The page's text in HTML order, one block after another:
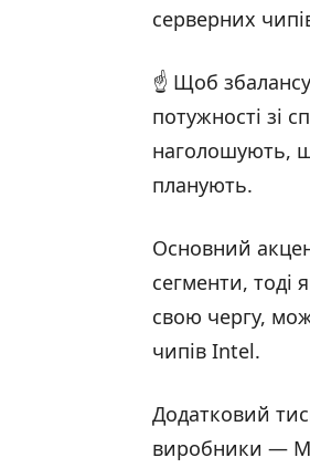
серверних
☝️ Щоб
потужності зі
наголошують,
планують.
Основний
сегменти,
свою чергу,
чипів Intel.
Додатковий
виробники —